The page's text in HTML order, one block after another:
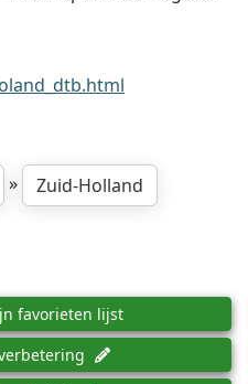
» Zuid-Holland
favorieten lijst